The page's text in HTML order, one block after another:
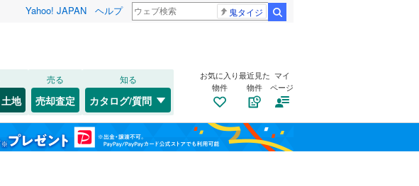
Yahoo! JAPAN ヘルプ 鬼タイジ
土地
売る
売却査定
知る
カタログ/質問
お気に入り
物件
最近見た
物件
マイ
ページ